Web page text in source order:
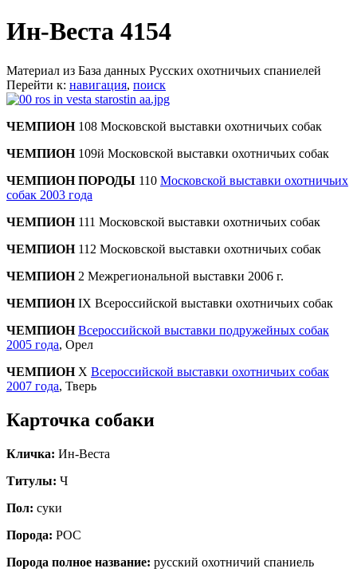
Ин-Веста 4154
Материал из База данных Русских охотничьих спаниелей
Перейти к: навигация, поиск
ЧЕМПИОН108 Московской выставки охотничьих собак
ЧЕМПИОН109й Московской выставки охотничьих собак
ЧЕМПИОН ПОРОДЫ 110 Московской выставки охотничьих
собак 2003 года
ЧЕМПИОН111 Московской выставки охотничьих собак
ЧЕМПИОН112 Московской выставки охотничьих собак
ЧЕМПИОН2 Межрегиональной выставки 2006 г.
ЧЕМПИОНIХ Всероссийской выставки охотничьих собак
ЧЕМПИОН Всероссийской выставки подружейных собак
2005 года, Орел
ЧЕМПИОНX Всероссийской выставки охотничьих собак
2007 года, Тверь
Карточка собаки
Кличка: Ин-Веста
Титулы: Ч
Пол: суки
Порода: РОС
Порода полное название: русский охотничий спаниель